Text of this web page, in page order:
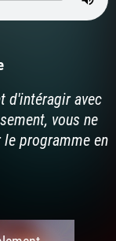
d'intéragir avec
vous ne
le programme en